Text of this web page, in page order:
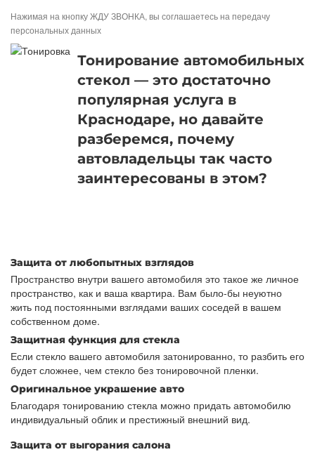
Нажимая на кнопку ЖДУ ЗВОНКА, вы соглашаетесь на передачу
персональных данных
Тонирование автомобильных
стекол — это достаточно
популярная услуга в
Краснодаре, но давайте
разберемся, почему
автовладельцы так часто
заинтересованы в этом?
Защита от любопытных взглядов
Пространство внутри вашего автомобиля это такое же личное
пространство, как и ваша квартира. Вам было-бы неуютно
жить под постоянными взглядами ваших соседей в вашем
собственном доме.
Защитная функция для стекла
Если стекло вашего автомобиля затонированно, то разбить его
будет сложнее, чем стекло без тонировочной пленки.
Оригинальное украшение авто
Благодаря тонированию стекла можно придать автомобилю
индивидуальный облик и престижный внешний вид.
Защита от выгорания салона